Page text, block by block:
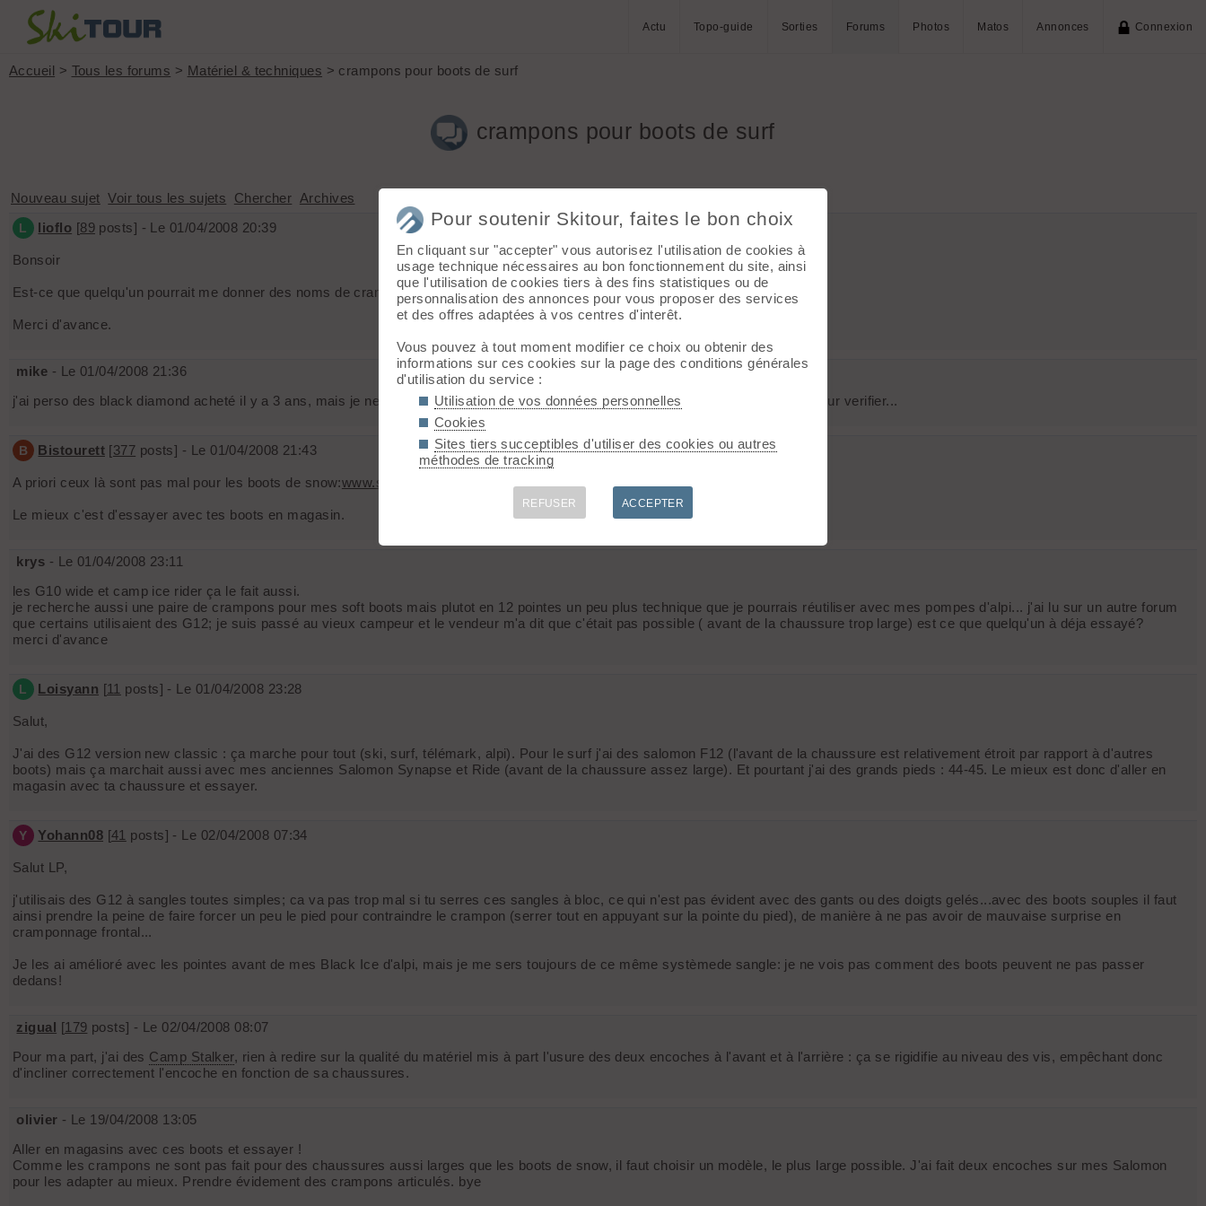
Actu Topo-guide Sorties Forums Photos Matos Annonces Connexion
Accueil > Tous les forums > Matériel & techniques > crampons pour boots de surf
crampons pour boots de surf
Nouveau sujet Voir tous les sujets Chercher Archives
L lioflo [89posts] - Le 01/04/2008 20:39
Bonsoir
Est-ce que quelqu'un pourrait me donner des noms de crampons qui s'adaptent bien sur les boots de surf ?
Merci d'avance.
mike - Le 01/04/2008 21:36
j'ai perso des black diamond acheté il y a 3 ans, mais je ne connais plus le modele... 🤭 j'etais allé dans le shop avec mes boots pour verifier...
B Bistourett[377 posts] - Le 01/04/2008 21:43
A priori ceux là sont pas mal pour les boots de snow:www.skitour.fr/matos/crampons/camp-stalker
Le mieux c'est d'essayer avec tes boots en magasin.
krys - Le 01/04/2008 23:11
les G10 wide et camp ice rider ça le fait aussi.
je recherche aussi une paire de crampons pour mes soft boots mais plutot en 12 pointes un peu plus technique que je pourrais réutiliser avec mes pompes d'alpi... j'ai lu sur un autre forum
que certains utilisaient des G12; je suis passé au vieux campeur et le vendeur m'a dit que c'était pas possible ( avant de la chaussure trop large) est ce que quelqu'un à déja essayé?
merci d'avance
L Loisyann [11 posts] - Le 01/04/2008 23:28
Salut,
J'ai des G12 version new classic : ça marche pour tout (ski, surf, télémark, alpi). Pour le surf j'ai des salomon F12 (l'avant de la chaussure est relativement étroit par rapport à d'autres
boots) mais ça marchait aussi avec mes anciennes Salomon Synapse et Ride (avant de la chaussure assez large). Et pourtant j'ai des grands pieds : 44-45. Le mieux est donc d'aller en
magasin avec ta chaussure et essayer.
Y Yohann08 [41 posts] - Le 02/04/2008 07:34
Salut LP,
j'utilisais des G12 à sangles toutes simples; ca va pas trop mal si tu serres ces sangles à bloc, ce qui n'est pas évident avec des gants ou des doigts gelés...avec des boots souples il faut
ainsi prendre la peine de faire forcer un peu le pied pour contraindre le crampon (serrer tout en appuyant sur la pointe du pied), de manière à ne pas avoir de mauvaise surprise en
cramponnage frontal...
Je les ai amélioré avec les pointes avant de mes Black Ice d'alpi, mais je me sers toujours de ce même systèmede sangle: je ne vois pas comment des boots peuvent ne pas passer
dedans!
zigual [179 posts] - Le 02/04/2008 08:07
Pour ma part, j'ai des Camp Stalker, rien à redire sur la qualité du matériel mis à part l'usure des deux encoches à l'avant et à l'arrière : ça se rigidifie au niveau des vis, empêchant donc
d'incliner correctement l'encoche en fonction de sa chaussures.
olivier - Le 19/04/2008 13:05
Aller en magasins avec ces boots et essayer !
Comme les crampons ne sont pas fait pour des chaussures aussi larges que les boots de snow, il faut choisir un modèle, le plus large possible. J'ai fait deux encoches sur mes Salomon
pour les adapter au mieux. Prendre évidement des crampons articulés. bye
Pour soutenir Skitour, faites le bon choix
En cliquant sur "accepter" vous autorisez l'utilisation de cookies à
usage technique nécessaires au bon fonctionnement du site, ainsi
que l'utilisation de cookies tiers à des fins statistiques ou de
personnalisation des annonces pour vous proposer des services
et des offres adaptées à vos centres d'interêt.
Vous pouvez à tout moment modifier ce choix ou obtenir des
informations sur ces cookies sur la page des conditions générales
d'utilisation du service :
Utilisation de vos données personnelles
Cookies
Sites tiers succeptibles d'utiliser des cookies ou autres
méthodes de tracking
REFUSER ACCEPTER